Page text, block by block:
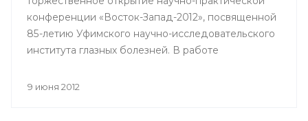
конференции «Восток-Запад-2012», посвященной
85-летию Уфимского научно-исследовательского
института глазных болезней. В работе
ведущих офтальмологов России и мира.
9 июня 2012